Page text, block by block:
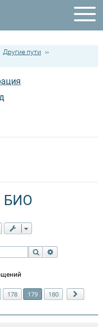
Другие пути
››
БИО
Поиск
178 179 180